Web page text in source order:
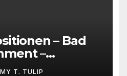
– Bad
–
ungeheurer
T. TULIP